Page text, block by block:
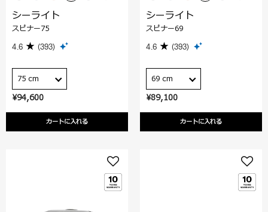
¥94,600
カートに入れる
シーライト
スピナー75
4.6 (393)
75 cm
¥89,100
カートに入れる
シーライト
スピナー69
4.6 (393)
69 cm